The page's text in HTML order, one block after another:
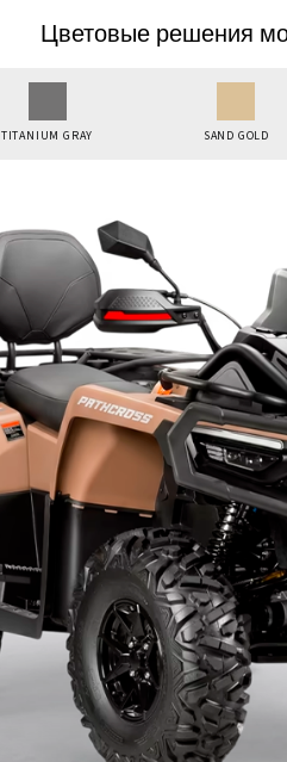
Цветовые решения
TITANIUM GRAY SAND GOLD